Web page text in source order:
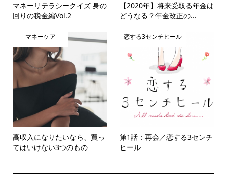
マネーリテラシークイズ 身の
回りの税金編Vol.2
【2020年】将来受取る年金は
どうなる？年金改正の...
マネーケア
高収入になりたいなら、買っ
てはいけない3つのもの
恋する3センチヒール
第1話：再会／恋する3センチ
ヒール